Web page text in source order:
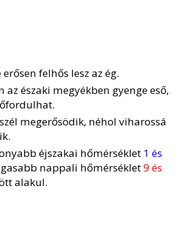
felhős lesz az ég.
az északi megyékben gyenge eső,
megerősödik, néhol viharossá
éjszakai hőmérséklet 1 és
nappali hőmérséklet9 és
alakul.